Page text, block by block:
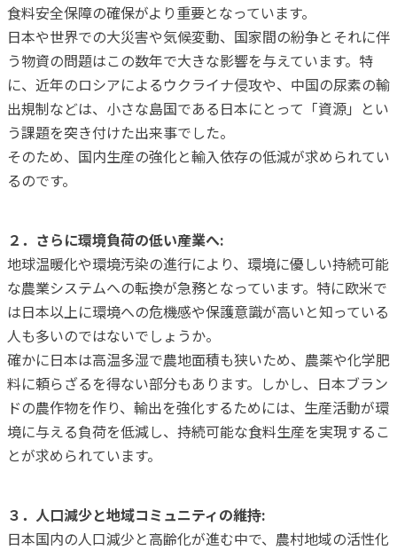
食料安全保障の確保がより重要となっています。
日本や世界での大災害や気候変動、国家間の紛争とそれに伴
う物資の問題はこの数年で大きな影響を与えています。特
に、近年のロシアによるウクライナ侵攻や、中国の尿素の輸
出規制などは、小さな島国である日本にとって「資源」とい
う課題を突き付けた出来事でした。
そのため、国内生産の強化と輸入依存の低減が求められてい
るのです。
２．さらに環境負荷の低い産業へ:
地球温暖化や環境汚染の進行により、環境に優しい持続可能
な農業システムへの転換が急務となっています。特に欧米で
は日本以上に環境への危機感や保護意識が高いと知っている
人も多いのではないでしょうか。
確かに日本は高温多湿で農地面積も狭いため、農薬や化学肥
料に頼らざるを得ない部分もあります。しかし、日本ブラン
ドの農作物を作り、輸出を強化するためには、生産活動が環
境に与える負荷を低減し、持続可能な食料生産を実現するこ
とが求められています。
３．人口減少と地域コミュニティの維持:
日本国内の人口減少と高齢化が進む中で、農村地域の活性化